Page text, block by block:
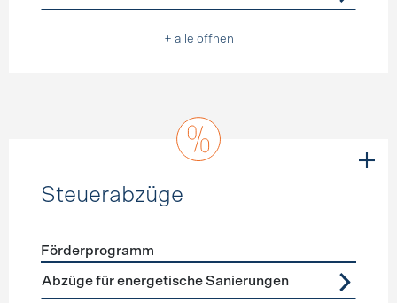
+ alle öffnen
Steuerabzüge
Förderprogramme Steuerabzüge
Förderprogramm
Abzüge für energetische Sanierungen